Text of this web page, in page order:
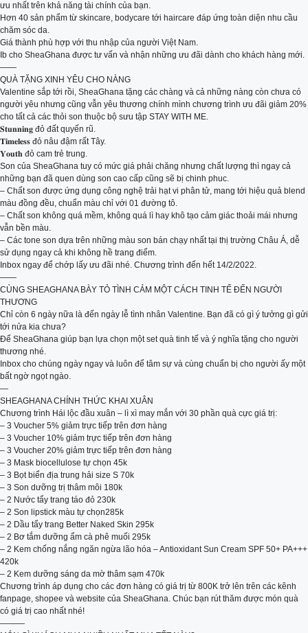
ưu nhất trên khả năng tài chính của bạn.
Hơn 40 sản phẩm từ skincare, bodycare tới haircare đáp ứng toàn diện nhu cầu
chăm sóc da.
Giá thành phù hợp với thu nhập của người Việt Nam.
Ib cho SheaGhana được tư vấn và nhận những ưu đãi dành cho khách hàng mới.
——
QUÀ TẶNG XINH YÊU CHO NÀNG
Valentine sắp tới rồi, SheaGhana tặng các chàng và cả những nàng còn chưa có
người yêu nhưng cũng vẫn yêu thương chính mình chương trình ưu đãi giảm 20%
cho tất cả các thỏi son thuộc bộ sưu tập STAY WITH ME.
𝐒𝐭𝐮𝐧𝐧𝐢𝐧𝐠 đỏ đất quyến rũ.
𝐓𝐢𝐦𝐞𝐥𝐞𝐬𝐬 đỏ nâu đậm rất Tây.
𝐘𝐨𝐮𝐭𝐡 đỏ cam trẻ trung.
Son của SheaGhana tuy có mức giá phải chăng nhưng chất lượng thì ngay cả
những bạn đã quen dùng son cao cấp cũng sẽ bị chinh phuc.
– Chất son được ứng dụng công nghệ trải hạt vi phân tử, mang tới hiệu quả blend
màu đồng đều, chuẩn màu chỉ với 01 đường tô.
– Chất son không quá mềm, không quá lì hay khô tạo cảm giác thoải mái nhưng
vẫn bền màu.
– Các tone son dựa trên những màu son bán chạy nhất tại thị trường Châu Á, dễ
sử dụng ngay cả khi không hề trang điểm.
Inbox ngay để chớp lấy ưu đãi nhé. Chương trình đến hết 14/2/2022.
——
CÙNG SHEAGHANA BÀY TỎ TÌNH CẢM MỘT CÁCH TINH TẾ ĐẾN NGƯỜI
THƯƠNG
Chỉ còn 6 ngày nữa là đến ngày lễ tình nhân Valentine. Bạn đã có gì ý tưởng gì gửi
tới nửa kia chưa?
Để SheaGhana giúp bạn lựa chọn một set quà tinh tế và ý nghĩa tặng cho người
thương nhé.
Inbox cho chúng ngày ngay và luôn để tâm sự và cùng chuẩn bị cho người ấy một
bất ngờ ngọt ngào.
—
SHEAGHANA CHÍNH THỨC KHAI XUÂN
Chương trình Hái lộc đầu xuân – lì xì may mắn với 30 phần quà cực giá trị:
– 3 Voucher 5% giảm trực tiếp trên đơn hàng
– 3 Voucher 10% giảm trực tiếp trên đơn hàng
– 3 Voucher 20% giảm trực tiếp trên đơn hàng
– 3 Mask biocellulose tự chọn 45k
– 3 Bọt biển địa trung hải size S 70k
– 3 Son dưỡng trị thâm môi 180k
– 2 Nước tẩy trang táo đỏ 230k
– 2 Son lipstick màu tự chọn285k
– 2 Dầu tẩy trang Better Naked Skin 295k
– 2 Bơ tắm dưỡng ẩm cà phê muối 295k
– 2 Kem chống nắng ngăn ngừa lão hóa – Antioxidant Sun Cream SPF 50+ PA+++
420k
– 2 Kem dưỡng sáng da mờ thâm sạm 470k
Chương trình áp dụng cho các đơn hàng có giá trị từ 800K trở lên trên các kênh
fanpage, shopee và website của SheaGhana. Chúc bạn rút thăm được món quà
có giá trị cao nhất nhé!
———